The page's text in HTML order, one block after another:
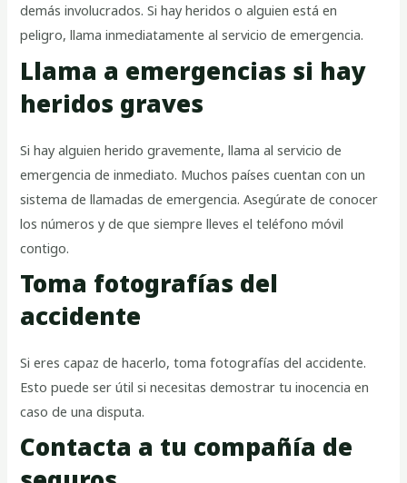
demás involucrados. Si hay heridos o alguien está en
peligro, llama inmediatamente al servicio de emergencia.
Llama a emergencias si hay
heridos graves
Si hay alguien herido gravemente, llama al servicio de
emergencia de inmediato. Muchos países cuentan con un
sistema de llamadas de emergencia. Asegúrate de conocer
los números y de que siempre lleves el teléfono móvil
contigo.
Toma fotografías del
accidente
Si eres capaz de hacerlo, toma fotografías del accidente.
Esto puede ser útil si necesitas demostrar tu inocencia en
caso de una disputa.
Contacta a tu compañía de